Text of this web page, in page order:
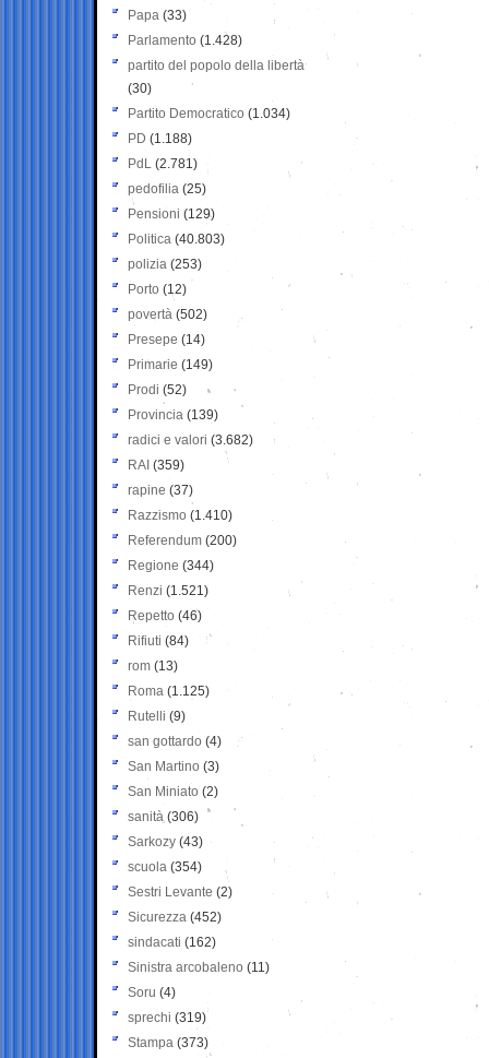
Papa (33)
Parlamento (1.428)
partito del popolo della libertà
(30)
Partito Democratico (1.034)
PD (1.188)
PdL (2.781)
pedofilia (25)
Pensioni (129)
Politica (40.803)
polizia (253)
Porto (12)
povertà (502)
Presepe (14)
Primarie (149)
Prodi (52)
Provincia (139)
radici e valori (3.682)
RAI (359)
rapine (37)
Razzismo (1.410)
Referendum (200)
Regione (344)
Renzi (1.521)
Repetto (46)
Rifiuti (84)
rom (13)
Roma (1.125)
Rutelli (9)
san gottardo (4)
San Martino (3)
San Miniato (2)
sanità (306)
Sarkozy (43)
scuola (354)
Sestri Levante (2)
Sicurezza (452)
sindacati (162)
Sinistra arcobaleno (11)
Soru (4)
sprechi (319)
Stampa (373)